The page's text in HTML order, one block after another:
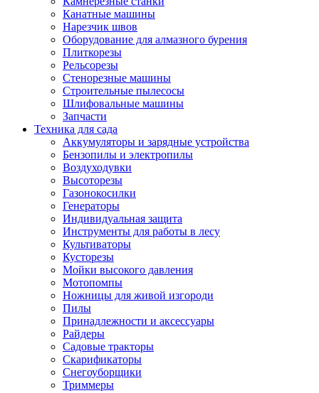
Канатные машины
Нарезчик швов
Оборудование для алмазного бурения
Плиткорезы
Рельсорезы
Стенорезные машины
Строительные пылесосы
Шлифовальные машины
Запчасти
Техника для сада
Аккумуляторы и зарядные устройства
Бензопилы и электропилы
Воздуходувки
Высоторезы
Газонокосилки
Генераторы
Индивидуальная защита
Инструменты для работы в лесу
Культиваторы
Кусторезы
Мойки высокого давления
Мотопомпы
Ножницы для живой изгороди
Пилы
Принадлежности и аксессуары
Райдеры
Садовые тракторы
Скарификаторы
Снегоуборщики
Триммеры